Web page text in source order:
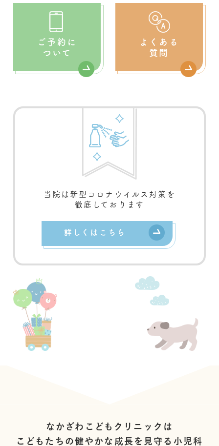
ご予約に
ついて
よくある
質問
当院は新型コロナウイルス対策を
徹底しております
詳しくはこちら
なかざわこどもクリニックは
こどもたちの健やかな成長を見守る小児科